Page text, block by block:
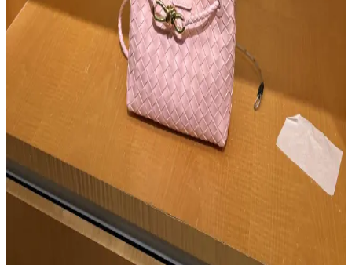
Celine 16 ve Triomphe Çantalarının Satış Durumu,
Özellikleri ve Bakım Yöntemleri
Celine 16 ve Triomphe çantalarının satışının durdurulması
gündemde. Doğal dana derisi olan bu modellerin çiziklere karşı su
bazlı kremle bakımı önerilir. İkinci el piyasası devam ediyor.
Desert Hills Lüks Outlet Alışveriş Rehberi:
Markalar, İndirimler ve Stratejiler
Desert Hills lüks outlet alışveriş rehberi, markaların ürün çeşitliliği,
indirim oranları ve alışveriş stratejileri hakkında detaylı bilgiler
sunar. Zamanlama ve mağaza ilişkileri alışveriş deneyimini iyileştirir.
Bottega Veneta Andiamo Çanta İncelemesi: Tasarım,
Kullanım ve Kullanıcı Deneyimleri